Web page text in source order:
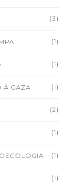
(3)
(1)
(1)
À GAZA (1)
(2)
(1)
(1)
(1)